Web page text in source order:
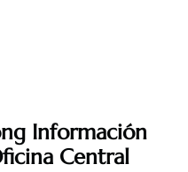
Información
Central